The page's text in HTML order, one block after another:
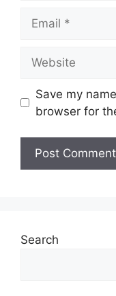
Save my
browser for
Search